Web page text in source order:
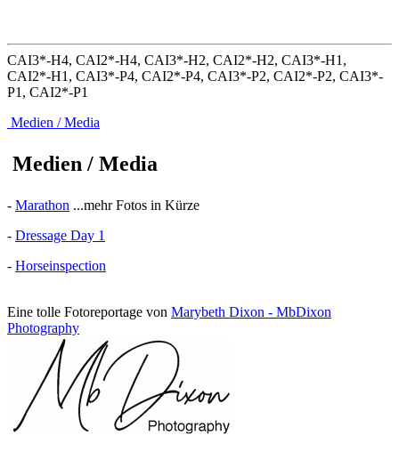
CAI3*-H4, CAI2*-H4, CAI3*-H2, CAI2*-H2, CAI3*-H1,
CAI2*-H1, CAI3*-P4, CAI2*-P4, CAI3*-P2, CAI2*-P2, CAI3*-
P1, CAI2*-P1
Medien / Media
Medien / Media
- Marathon ...mehr Fotos in Kürze
- Dressage Day 1
- Horseinspection
Eine tolle Fotoreportage von Marybeth Dixon - MbDixon
Photography